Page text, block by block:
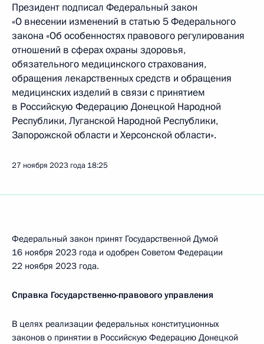
Президент подписал Федеральный закон
«О внесении изменений в статью 5 Федерального
закона «Об особенностях правового регулирования
отношений в сферах охраны здоровья,
обязательного медицинского страхования,
обращения лекарственных средств и обращения
медицинских изделий в связи с принятием
в Российскую Федерацию Донецкой Народной
Республики, Луганской Народной Республики,
Запорожской области и Херсонской области».
27 ноября 2023 года 18:25
Федеральный закон принят Государственной Думой
16 ноября 2023 года и одобрен Советом Федерации
22 ноября 2023 года.
Справка Государственно-правового управления
В целях реализации федеральных конституционных
законов о принятии в Российскую Федерацию Донецкой